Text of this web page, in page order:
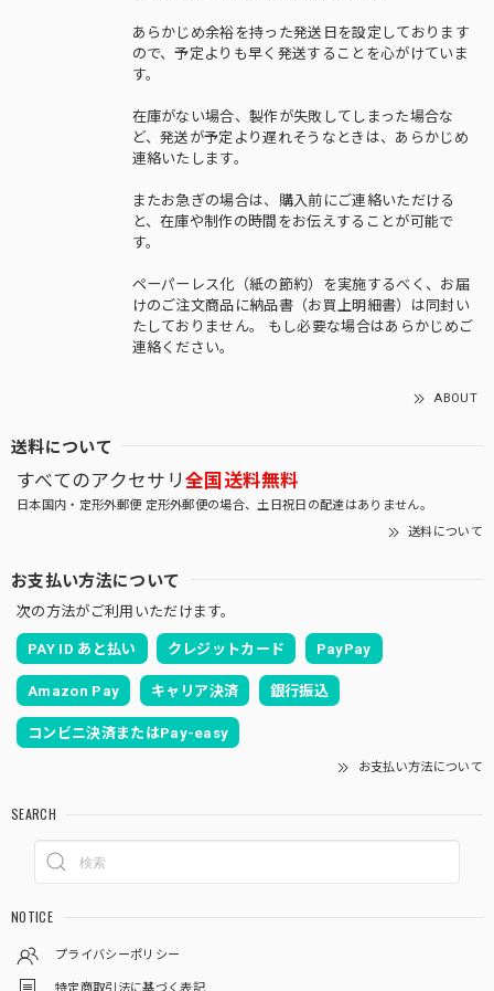
あらかじめ余裕を持った発送日を設定しております
ので、予定よりも早く発送することを心がけていま
す。
在庫がない場合、製作が失敗してしまった場合な
ど、発送が予定より遅れそうなときは、あらかじめ
連絡いたします。
またお急ぎの場合は、購入前にご連絡いただける
と、在庫や制作の時間をお伝えすることが可能で
す。
ペーパーレス化（紙の節約）を実施するべく、お届
けのご注文商品に納品書（お買上明細書）は同封い
たしておりません。 もし必要な場合はあらかじめご
連絡ください。
ABOUT
送料について
すべてのアクセサリ 全国送料無料
日本国内・定形外郵便 定形外郵便の場合、土日祝日の配達はありません。
送料について
お支払い方法について
次の方法がご利用いただけます。
PAY ID あと払い クレジットカード PayPay
Amazon Pay キャリア決済 銀行振込
コンビニ決済またはPay-easy
お支払い方法について
SEARCH
NOTICE
プライバシーポリシー